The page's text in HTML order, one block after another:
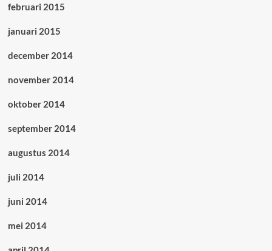
februari 2015
januari 2015
december 2014
november 2014
oktober 2014
september 2014
augustus 2014
juli 2014
juni 2014
mei 2014